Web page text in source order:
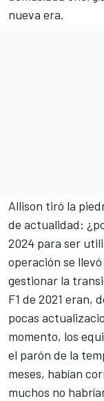
nueva era.
Allison tiró la
de actualidad:
2024 para ser
operación se
gestionar la
F1 de 2021 eran,
pocas
momento, los
el parón de la
meses, habían
muchos no